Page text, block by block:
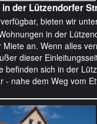
der Lützendorfer
bieten wir
in der
Miete an. Wenn alles
dieser
befinden sich in der
- nahe dem Weg vom